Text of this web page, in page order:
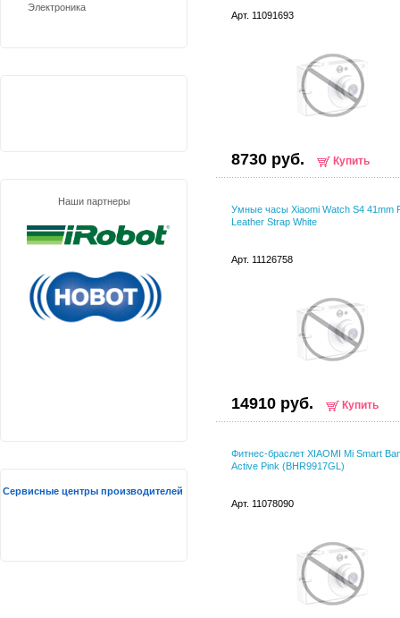
Арт. 11091693
8730 руб. Купить
Умные часы Xiaomi Watch S4 41mm
Leather Strap White
Арт. 11126758
14910 руб. Купить
Фитнес-браслет XIAOMI Mi Smart
Active Pink (BHR9917GL)
Арт. 11078090
Электроника
Наши партнеры
Сервисные центры производителей